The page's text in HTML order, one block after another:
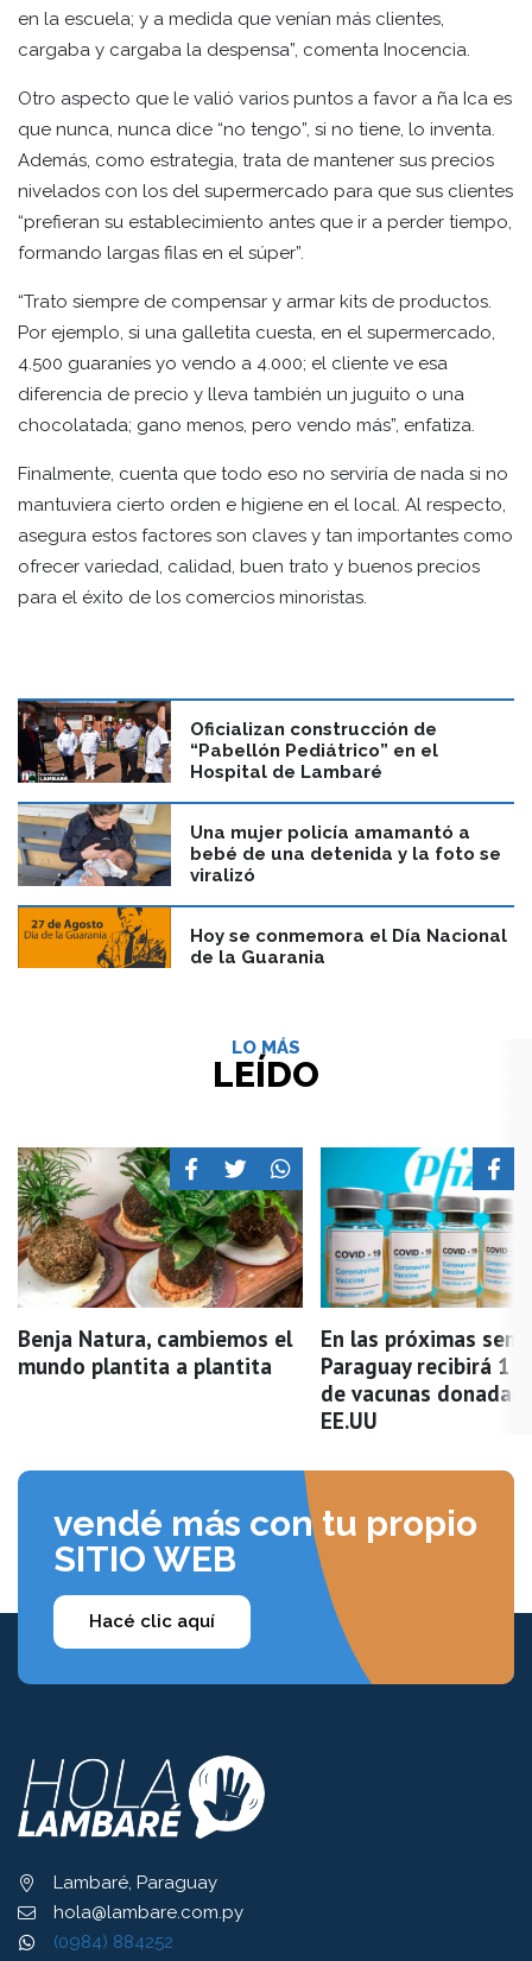
en la escuela; y a medida que venían más clientes,
cargaba y cargaba la despensa”, comenta Inocencia.
Otro aspecto que le valió varios puntos a favor a ña Ica es
que nunca, nunca dice “no tengo”, si no tiene, lo inventa.
Además, como estrategia, trata de mantener sus precios
nivelados con los del supermercado para que sus clientes
“prefieran su establecimiento antes que ir a perder tiempo,
formando largas filas en el súper”.
“Trato siempre de compensar y armar kits de productos.
Por ejemplo, si una galletita cuesta, en el supermercado,
4.500 guaraníes yo vendo a 4.000; el cliente ve esa
diferencia de precio y lleva también un juguito o una
chocolatada; gano menos, pero vendo más”, enfatiza.
Finalmente, cuenta que todo eso no serviría de nada si no
mantuviera cierto orden e higiene en el local. Al respecto,
asegura estos factores son claves y tan importantes como
ofrecer variedad, calidad, buen trato y buenos precios
para el éxito de los comercios minoristas.
Oficializan construcción de
“Pabellón Pediátrico” en el
Hospital de Lambaré
Una mujer policía amamantó a
bebé de una detenida y la foto se
viralizó
Hoy se conmemora el Día Nacional
de la Guarania
LO MÁS
LEÍDO
Benja Natura, cambiemos el
mundo plantita a plantita
En las próximas
Paraguay recibirá 1
de vacunas donadas
EE.UU
vendé más con tu propio
SITIO WEB
Hacé clic aquí
Lambaré, Paraguay
hola@lambare.com.py
(0984) 884252